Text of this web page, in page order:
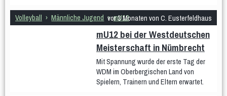
Volleyball
Turniere
Sporthalle & Anreise
News
WDM auf Twitch
Grußworte
Sporthalle & Anreise
Volleyball › Männliche Jugend › mU12
vor 3 Monaten von C. Eusterfeldhaus
mU12 bei der Westdeutschen
Meisterschaft in Nümbrecht
Mit Spannung wurde der erste Tag der
WDM im Oberbergischen Land von
Spielern, Trainern und Eltern erwartet.